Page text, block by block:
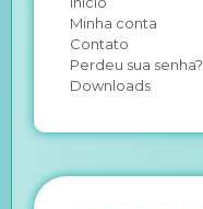
Minha conta
Contato
Perdeu sua senha?
Downloads